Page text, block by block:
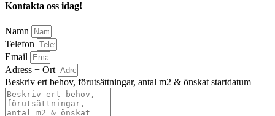
Kontakta oss idag!
Namn
Telefon
Email
Adress + Ort
Beskriv ert behov, förutsättningar, antal m2 & önskat startdatum